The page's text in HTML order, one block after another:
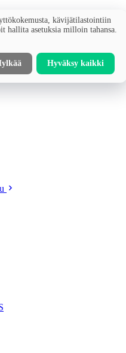
kävijätilastointiin
hallita asetuksia milloin tahansa.
Hyväksy kaikki